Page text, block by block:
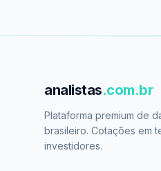
analistas.com.br
Plataforma premium de
brasileiro. Cotações em
investidores.